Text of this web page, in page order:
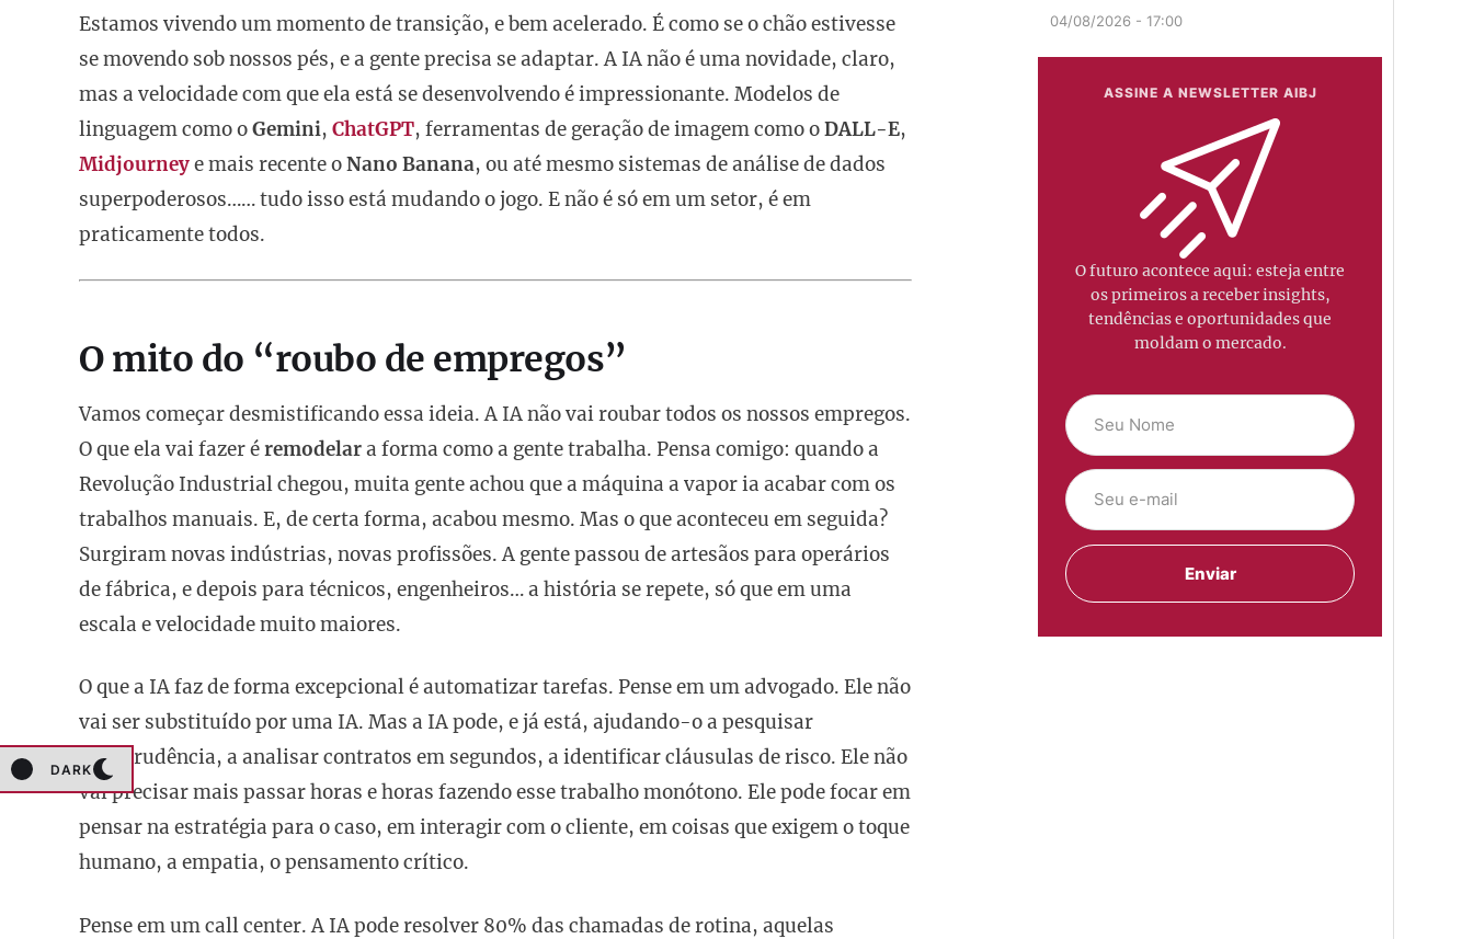
DARK
Estamos vivendo um momento de transição, e bem acelerado. É como se o chão estivesse
se movendo sob nossos pés, e a gente precisa se adaptar. A IA não é uma novidade, claro,
mas a velocidade com que ela está se desenvolvendo é impressionante. Modelos de
linguagem como oGemini, ChatGPT, ferramentas de geração de imagem como oDALL-E,
Midjourneye mais recente oNano Banana, ou até mesmo sistemas de análise de dados
superpoderosos…… tudo isso está mudando o jogo. E não é só em um setor, é em
praticamente todos.
O mito do “roubo de empregos”
Vamos começar desmistificando essa ideia. A IA não vai roubar todos os nossos empregos.
O que ela vai fazer éremodelara forma como a gente trabalha. Pensa comigo: quando a
Revolução Industrial chegou, muita gente achou que a máquina a vapor ia acabar com os
trabalhos manuais. E, de certa forma, acabou mesmo. Mas o que aconteceu em seguida?
Surgiram novas indústrias, novas profissões. A gente passou de artesãos para operários
de fábrica, e depois para técnicos, engenheiros… a história se repete, só que em uma
escala e velocidade muito maiores.
O que a IA faz de forma excepcional é automatizar tarefas. Pense em um advogado. Ele não
vai ser substituído por uma IA. Mas a IA pode, e já está, ajudando-o a pesquisar
jurisprudência, a analisar contratos em segundos, a identificar cláusulas de risco. Ele não
vai precisar mais passar horas e horas fazendo esse trabalho monótono. Ele pode focar em
pensar na estratégia para o caso, em interagir com o cliente, em coisas que exigem o toque
humano, a empatia, o pensamento crítico.
Pense em um call center. A IA pode resolver 80% das chamadas de rotina, aquelas
04/08/2026 - 17:00
ASSINE A NEWSLETTER AIBJ
O futuro acontece aqui: esteja entre
os primeiros a receber insights,
tendências e oportunidades que
moldam o mercado.